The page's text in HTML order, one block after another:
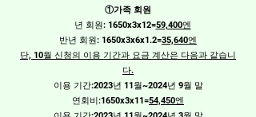
①가족 회원
년 회원: 1650x3x12=59,400엔
​반년 회원: 1650x3x6x1.2=35,640엔
단, 10월 신청의 이용 기간과 요금 계산은 다음과 같습니
다.
이용 기간:2023년 11월~2024년 9월 말
연회비:1650x3x11=54,450엔